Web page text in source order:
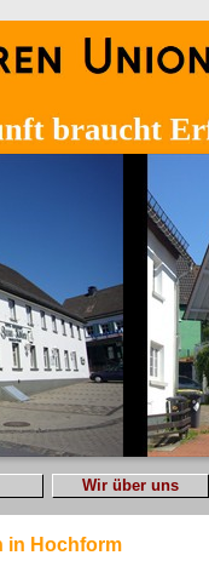
Wir über uns
in Hochform